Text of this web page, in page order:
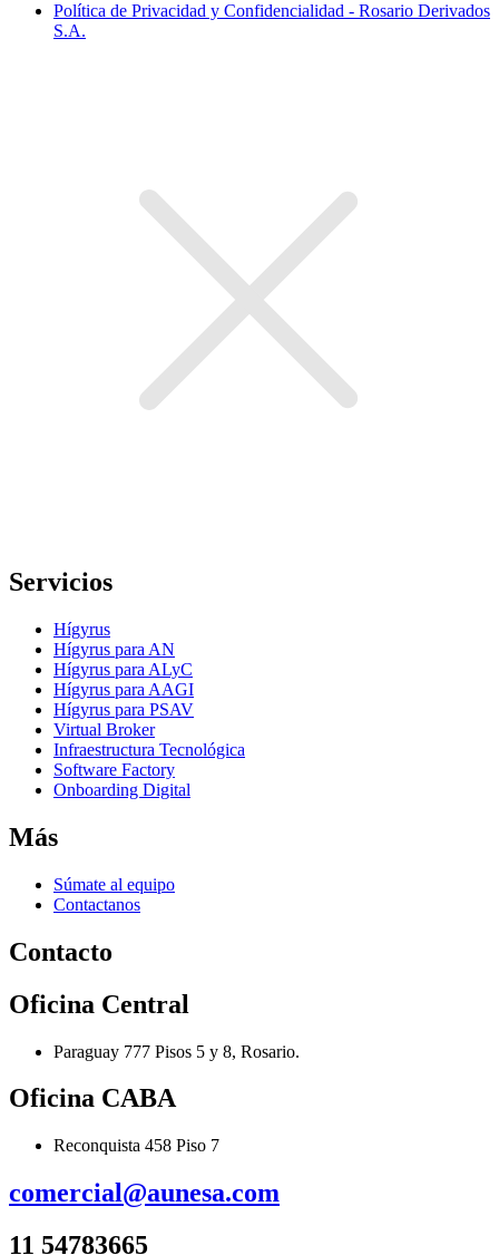
Política de Privacidad y Confidencialidad - Rosario Derivados
S.A.
Servicios
Hígyrus
Hígyrus para AN
Hígyrus para ALyC
Hígyrus para AAGI
Hígyrus para PSAV
Virtual Broker
Infraestructura Tecnológica
Software Factory
Onboarding Digital
Más
Súmate al equipo
Contactanos
Contacto
Oficina Central
Paraguay 777 Pisos 5 y 8, Rosario.
Oficina CABA
Reconquista 458 Piso 7
comercial@aunesa.com
11 54783665